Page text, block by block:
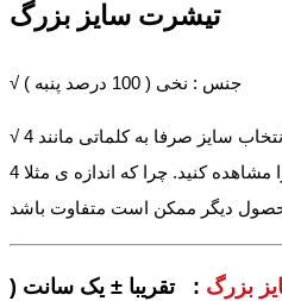
تیشرت سایز بزرگ
√ جنس : نخی ( 100 درصد پنبه )
√ برای انتخاب سایز صرفا به کلماتی مانند 4XL اکتفا نکنید بلکه اندازه
های زیر را مشاهده کنید. چرا که اندازه ی مثلا 4XL یک محصول با
بزرگ : تقریبا ± یک سانت (